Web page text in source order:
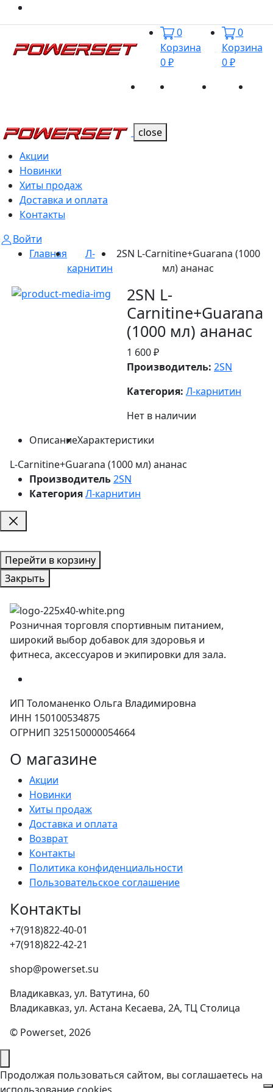
0
Корзина
0 ₽
0
Корзина
0 ₽
Акции Новинки
close
Акции
Новинки
Хиты продаж
Доставка и оплата
Контакты
Войти
Главная
Л-
карнитин
2SN L-Carnitine+Guarana (1000
мл) ананас
2SN L-
Carnitine+Guarana
(1000 мл) ананас
1 600 ₽
Производитель: 2SN
Категория: Л-карнитин
Нет в наличии
ОписаниеХарактеристики
L-Carnitine+Guarana (1000 мл) ананас
Производитель2SN
КатегорияЛ-карнитин
Перейти в корзину
Закрыть
Розничная торговля спортивным питанием,
широкий выбор добавок для здоровья и
фитнеса, аксессуаров и экипировки для зала.
ИП Толоманенко Ольга Владимировна
ИНН 150100534875
ОГРНИП 325150000054664
О магазине
Акции
Новинки
Хиты продаж
Доставка и оплата
Возврат
Контакты
Политика конфиденциальности
Пользовательское соглашение
Контакты
+7(918)822-40-01
+7(918)822-42-21
shop@powerset.su
Владикавказ, ул. Ватутина, 60
Владикавказ, ул. Астана Кесаева, 2А, ТЦ Столица
© Powerset, 2026
Продолжая пользоваться сайтом, вы соглашаетесь на